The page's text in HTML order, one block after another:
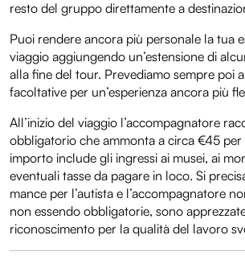
resto del gruppo direttamente a
Puoi rendere ancora più personale la tua
viaggio aggiungendo un’estensione di
alla fine del tour. Prevediamo sempre poi
facoltative per un’esperienza ancora più
All’inizio del viaggio l’accompagnatore
obbligatorio che ammonta a circa €45 per
importo include gli ingressi ai musei, ai
eventuali tasse da pagare in loco. Si
mance per l’autista e l’accompagnatore
non essendo obbligatorie, sono
riconoscimento per la qualità del lavoro